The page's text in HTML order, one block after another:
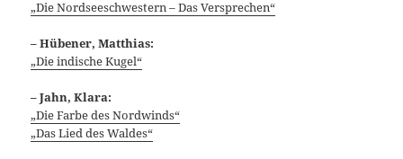
„Die Nordseeschwestern – Das Versprechen“
– Hübener, Matthias:
„Die indische Kugel“
– Jahn, Klara:
„Die Farbe des Nordwinds“
„Das Lied des Waldes“